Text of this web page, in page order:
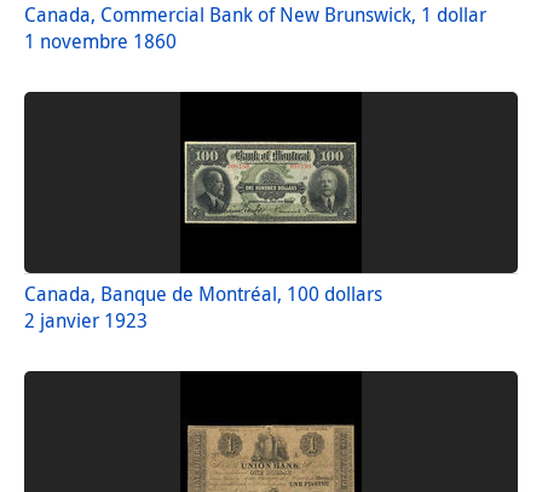
Canada, Commercial Bank of New Brunswick, 1 dollar
1 novembre 1860
Canada, Banque de Montréal, 100 dollars
2 janvier 1923